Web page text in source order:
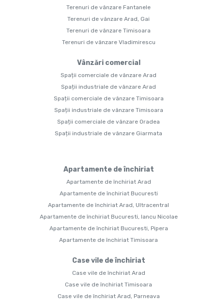
Terenuri de vânzare Fantanele
Terenuri de vânzare Arad, Gai
Terenuri de vânzare Timisoara
Terenuri de vânzare Vladimirescu
Vânzări comercial
Spații comerciale de vânzare Arad
Spații industriale de vânzare Arad
Spații comerciale de vânzare Timisoara
Spații industriale de vânzare Timisoara
Spații comerciale de vânzare Oradea
Spații industriale de vânzare Giarmata
Apartamente de închiriat
Apartamente de închiriat Arad
Apartamente de închiriat Bucuresti
Apartamente de închiriat Arad, Ultracentral
Apartamente de închiriat Bucuresti, Iancu Nicolae
Apartamente de închiriat Bucuresti, Pipera
Apartamente de închiriat Timisoara
Case vile de închiriat
Case vile de închiriat Arad
Case vile de închiriat Timisoara
Case vile de închiriat Arad, Parneava